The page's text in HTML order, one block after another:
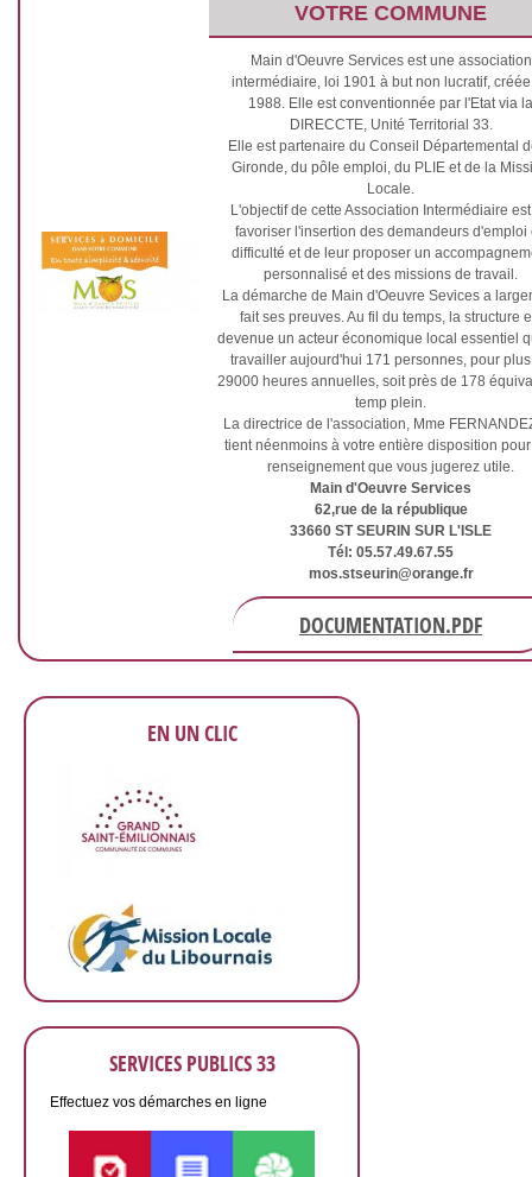
VOTRE COMMUNE
Main d'Oeuvre Services est une association
intermédiaire, loi 1901 à but non lucratif,
1988. Elle est conventionnée par l'Etat via la
DIRECCTE, Unité Territorial 33.
Elle est partenaire du Conseil Départemental
Gironde, du pôle emploi, du PLIE et de la
Locale.
L'objectif de cette Association Intermédiaire
favoriser l'insertion des demandeurs d'emploi
difficulté et de leur proposer un
personnalisé et des missions de travail.
La démarche de Main d'Oeuvre Sevices a
fait ses preuves. Au fil du temps, la structure
devenue un acteur économique local essentiel
travailler aujourd'hui 171 personnes, pour
29000 heures annuelles, soit près de 178
temp plein.
La directrice de l'association, Mme
tient néenmoins à votre entière disposition
renseignement que vous jugerez utile.
Main d'Oeuvre Services
62,rue de la république
33660 ST SEURIN SUR L'ISLE
Tél: 05.57.49.67.55
mos.stseurin@orange.fr
DOCUMENTATION.PDF
EN UN CLIC
SERVICES PUBLICS 33
Effectuez vos démarches en ligne